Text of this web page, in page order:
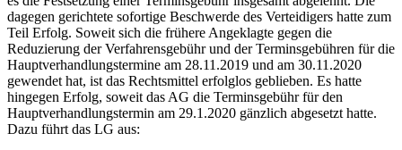
dagegen gerichtete sofortige Beschwerde des Verteidigers hatte zum
Teil Erfolg. Soweit sich die frühere Angeklagte gegen die
Reduzierung der Verfahrensgebühr und der Terminsgebühren für die
Hauptverhandlungstermine am 28.11.2019 und am 30.11.2020
gewendet hat, ist das Rechtsmittel erfolglos geblieben. Es hatte
hingegen Erfolg, soweit das AG die Terminsgebühr für den
Hauptverhandlungstermin am 29.1.2020 gänzlich abgesetzt hatte.
Dazu führt das LG aus: